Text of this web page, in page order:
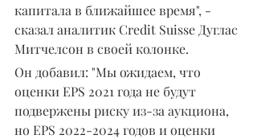
капитала в ближайшее время", -
сказал аналитик Credit Suisse Дуглас
Митчелсон в своей колонке.
Он добавил: "Мы ожидаем, что
оценки EPS 2021 года не будут
подвержены риску из-за аукциона,
но EPS 2022-2024 годов и оценки